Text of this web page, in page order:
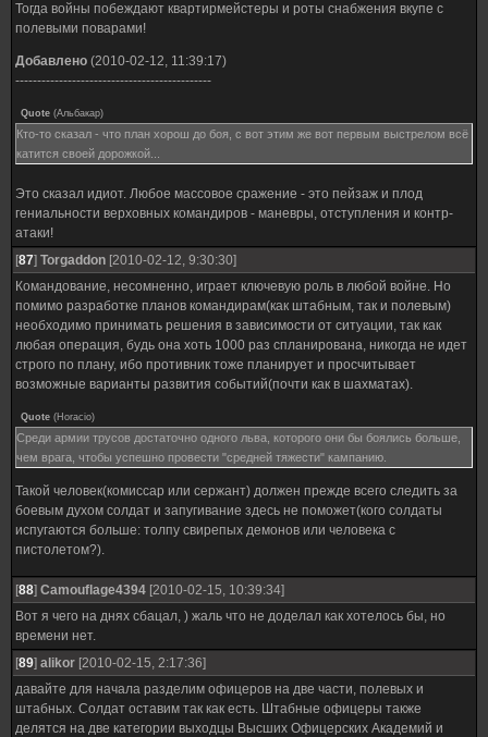
Тогда войны побеждают квартирмейстеры и роты снабжения вкупе с
полевыми поварами!
Добавлено (2010-02-12, 11:39:17)
---------------------------------------------
Quote (Альбакар)
Кто-то сказал - что план хорош до боя, с вот этим же вот первым выстрелом всё
катится своей дорожкой...
Это сказал идиот. Любое массовое сражение - это пейзаж и плод
гениальности верховных командиров - маневры, отступления и контр-
атаки!
[87] Torgaddon [2010-02-12, 9:30:30]
Командование, несомненно, играет ключевую роль в любой войне. Но
помимо разработке планов командирам(как штабным, так и полевым)
необходимо принимать решения в зависимости от ситуации, так как
любая операция, будь она хоть 1000 раз спланирована, никогда не идет
строго по плану, ибо противник тоже планирует и просчитывает
возможные варианты развития событий(почти как в шахматах).
Quote (Horacio)
Среди армии трусов достаточно одного льва, которого они бы боялись больше,
чем врага, чтобы успешно провести "средней тяжести" кампанию.
Такой человек(комиссар или сержант) должен прежде всего следить за
боевым духом солдат и запугивание здесь не поможет(кого солдаты
испугаются больше: толпу свирепых демонов или человека с
пистолетом?).
[88] Camouflage4394 [2010-02-15, 10:39:34]
Вот я чего на днях сбацал, ) жаль что не доделал как хотелось бы, но
времени нет.
[89] alikor [2010-02-15, 2:17:36]
давайте для начала разделим офицеров на две части, полевых и
штабных. Солдат оставим так как есть. Штабные офицеры также
делятся на две категории выходцы Высших Офицерских Академий и